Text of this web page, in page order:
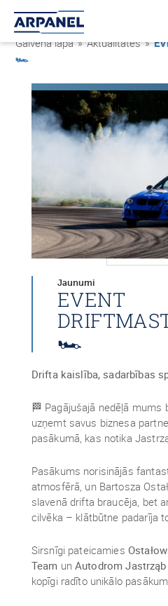
Galvenā lapa » Aktualitātes »
🏎
Jaunumi
EVENT
🏎
Drifta kaislība, sadarbības
🏁 Pagājušajā nedēļā mums
uzņemt savus biznesa
pasākumā, kas notika
Pasākums norisinājās
atmosfērā, un Bartosza
slavenā drifta braucēja, bet
cilvēka – klātbūtne padarīja
Sirsnīgi pateicamies
Team unAutodrom Jastrząb
kopīgi radīto unikālo